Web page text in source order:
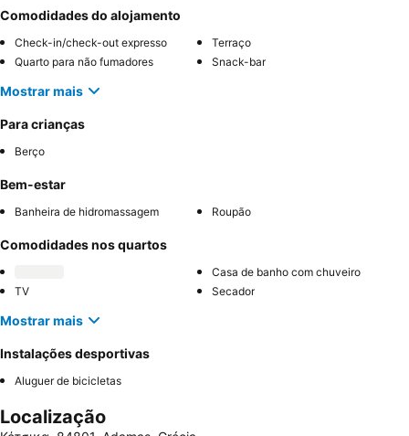
Comodidades do alojamento
Check-in/check-out expresso
Terraço
Quarto para não fumadores
Snack-bar
Mostrar mais
Para crianças
Berço
Bem-estar
Banheira de hidromassagem Roupão
Comodidades nos quartos
Casa de banho com chuveiro
TV
Secador
Mostrar mais
Instalações desportivas
Aluguer de bicicletas
Localização